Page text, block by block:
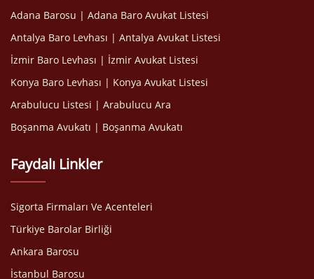
Adana Barosu | Adana Baro Avukat Listesi
Antalya Baro Levhası | Antalya Avukat Listesi
İzmir Baro Levhası | İzmir Avukat Listesi
Konya Baro Levhası | Konya Avukat Listesi
Arabulucu Listesi | Arabulucu Ara
Boşanma Avukatı | Boşanma Avukatı
Faydalı Linkler
Sigorta Firmaları Ve Acenteleri
Türkiye Barolar Birliği
Ankara Barosu
İstanbul Barosu